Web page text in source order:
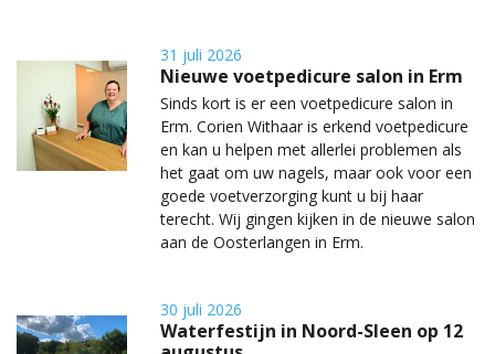
31 juli 2026
Nieuwe voetpedicure salon in Erm
Sinds kort is er een voetpedicure salon in
Erm. Corien Withaar is erkend voetpedicure
en kan u helpen met allerlei problemen als
het gaat om uw nagels, maar ook voor een
goede voetverzorging kunt u bij haar
terecht. Wij gingen kijken in de nieuwe salon
aan de Oosterlangen in Erm.
30 juli 2026
Waterfestijn in Noord-Sleen op 12